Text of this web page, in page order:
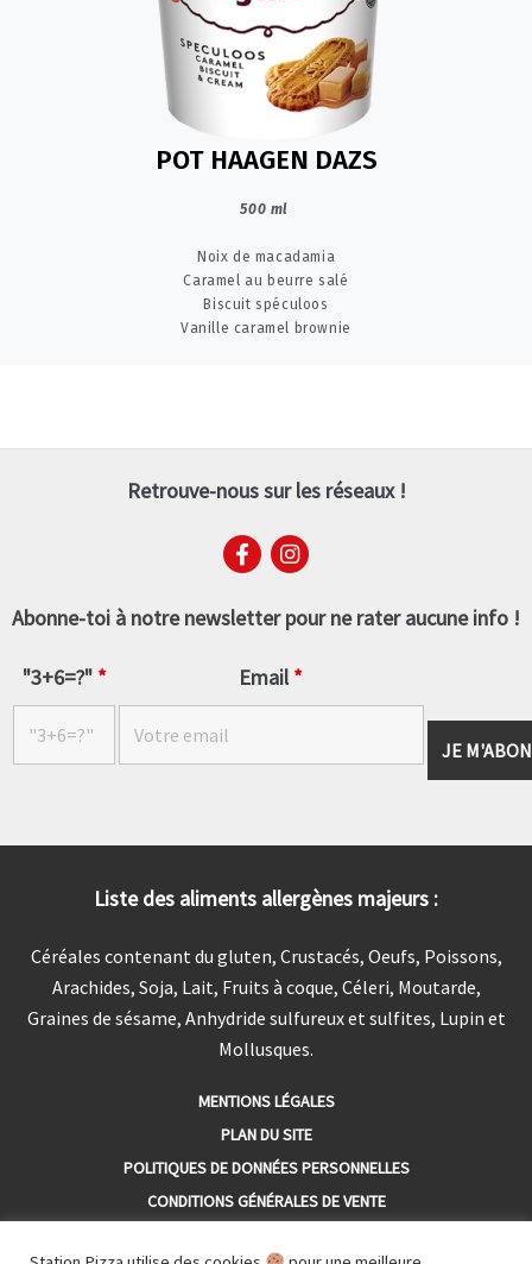
POT HAAGEN DAZS
500 ml
Noix de macadamia
Caramel au beurre salé
Biscuit spéculoos
Vanille caramel brownie
Retrouve-nous sur les réseaux !
Abonne-toi à notre newsletter pour ne rater aucune info !
"3+6=?" * Email*
Liste des aliments allergènes majeurs :
Céréales contenant du gluten, Crustacés, Oeufs, Poissons,
Arachides, Soja, Lait, Fruits à coque, Céleri, Moutarde,
Graines de sésame, Anhydride sulfureux et sulfites, Lupin et
Mollusques.
MENTIONS LÉGALES
PLAN DU SITE
POLITIQUES DE DONNÉES PERSONNELLES
CONDITIONS GÉNÉRALES DE VENTE
Pour votre santé, mangez au moins cinq fruits et légumes par